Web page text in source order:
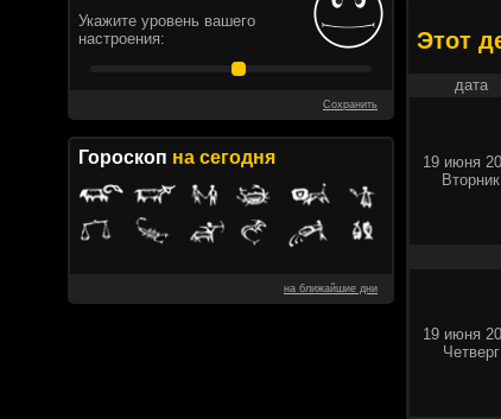
Укажите уровень вашего
настроения:
Сохранить
Гороскоп на сегодня
на ближайшие дни
Этот
дата
19 июня
Вторник
19 июня
Четверг